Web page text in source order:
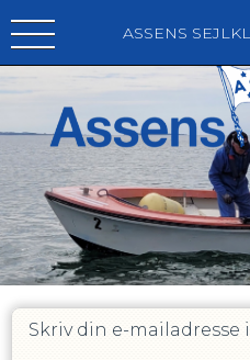
ASSENS
Skriv din e-